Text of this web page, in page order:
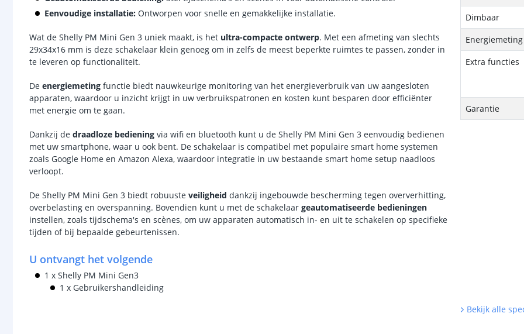
Eenvoudige installatie: Ontworpen voor snelle en gemakkelijke installatie.
Wat de Shelly PM Mini Gen 3 uniek maakt, is het ultra-compacte ontwerp. Met een afmeting van slechts
29x34x16 mm is deze schakelaar klein genoeg om in zelfs de meest beperkte ruimtes te passen, zonder in
te leveren op functionaliteit.
De energiemeting functie biedt nauwkeurige monitoring van het energieverbruik van uw aangesloten
apparaten, waardoor u inzicht krijgt in uw verbruikspatronen en kosten kunt besparen door efficiënter
met energie om te gaan.
Dankzij de draadloze bediening via wifi en bluetooth kunt u de Shelly PM Mini Gen 3 eenvoudig bedienen
met uw smartphone, waar u ook bent. De schakelaar is compatibel met populaire smart home systemen
zoals Google Home en Amazon Alexa, waardoor integratie in uw bestaande smart home setup naadloos
verloopt.
De Shelly PM Mini Gen 3 biedt robuuste veiligheid dankzij ingebouwde bescherming tegen oververhitting,
overbelasting en overspanning. Bovendien kunt u met de schakelaar geautomatiseerde bedieningen
instellen, zoals tijdschema's en scènes, om uw apparaten automatisch in- en uit te schakelen op specifieke
tijden of bij bepaalde gebeurtenissen.
U ontvangt het volgende
1 x Shelly PM Mini Gen3
1 x Gebruikershandleiding
Dimbaar
Energiemeting
Extra functies
Garantie
Bekijk alle